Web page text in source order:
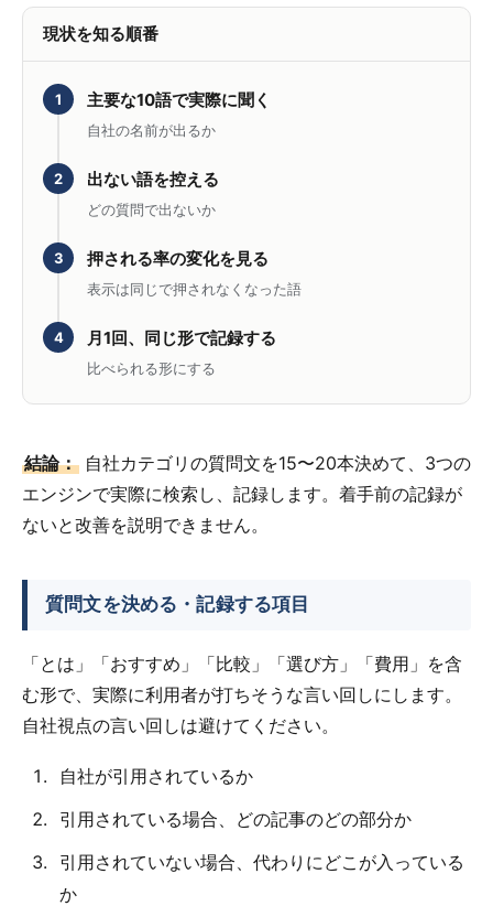
現状を知る順番
1 主要な10語で実際に聞く
自社の名前が出るか
2 出ない語を控える
どの質問で出ないか
3 押される率の変化を見る
表示は同じで押されなくなった語
4 月1回、同じ形で記録する
比べられる形にする
結論： 自社カテゴリの質問文を15〜20本決めて、3つの
エンジンで実際に検索し、記録します。着手前の記録が
ないと改善を説明できません。
質問文を決める・記録する項目
「とは」「おすすめ」「比較」「選び方」「費用」を含
む形で、実際に利用者が打ちそうな言い回しにします。
自社視点の言い回しは避けてください。
自社が引用されているか
引用されている場合、どの記事のどの部分か
引用されていない場合、代わりにどこが入っている
か